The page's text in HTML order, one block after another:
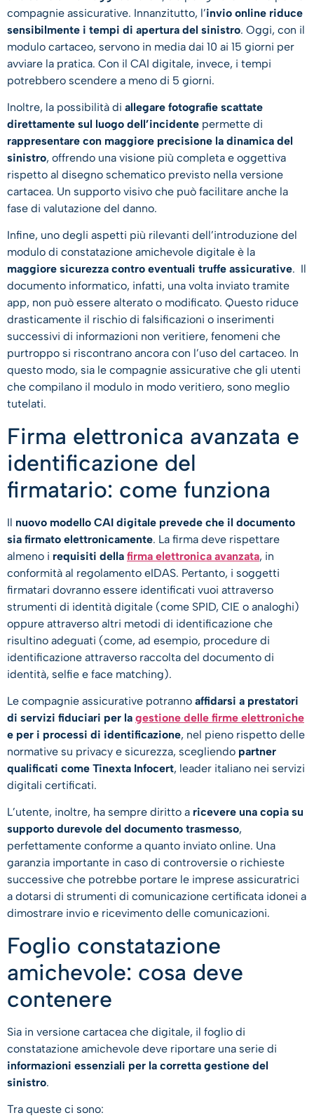
compagnie assicurative. Innanzitutto, l’invio online riduce
sensibilmente i tempi di apertura del sinistro. Oggi, con il
modulo cartaceo, servono in media dai 10 ai 15 giorni per
avviare la pratica. Con il CAI digitale, invece, i tempi
potrebbero scendere a meno di 5 giorni.
Inoltre, la possibilità di allegare fotografie scattate
direttamente sul luogo dell’incidente permette di
rappresentare con maggiore precisione la dinamica del
sinistro, offrendo una visione più completa e oggettiva
rispetto al disegno schematico previsto nella versione
cartacea. Un supporto visivo che può facilitare anche la
fase di valutazione del danno.
Infine, uno degli aspetti più rilevanti dell’introduzione del
modulo di constatazione amichevole digitale è la
maggiore sicurezza contro eventuali truffe assicurative. Il
documento informatico, infatti, una volta inviato tramite
app, non può essere alterato o modificato. Questo riduce
drasticamente il rischio di falsificazioni o inserimenti
successivi di informazioni non veritiere, fenomeni che
purtroppo si riscontrano ancora con l’uso del cartaceo. In
questo modo, sia le compagnie assicurative che gli utenti
che compilano il modulo in modo veritiero, sono meglio
tutelati.
Firma elettronica avanzata e
identificazione del
firmatario: come funziona
Il nuovo modello CAI digitale prevede che il documento
sia firmato elettronicamente. La firma deve rispettare
almeno i requisiti della firma elettronica avanzata, in
conformità al regolamento eIDAS. Pertanto, i soggetti
firmatari dovranno essere identificati vuoi attraverso
strumenti di identità digitale (come SPID, CIE o analoghi)
oppure attraverso altri metodi di identificazione che
risultino adeguati (come, ad esempio, procedure di
identificazione attraverso raccolta del documento di
identità, selfie e face matching).
Le compagnie assicurative potranno affidarsi a prestatori
di servizi fiduciari per la gestione delle firme elettroniche
e per i processi di identificazione, nel pieno rispetto delle
normative su privacy e sicurezza, scegliendo partner
qualificati come Tinexta Infocert, leader italiano nei servizi
digitali certificati.
L’utente, inoltre, ha sempre diritto a ricevere una copia su
supporto durevole del documento trasmesso,
perfettamente conforme a quanto inviato online. Una
garanzia importante in caso di controversie o richieste
successive che potrebbe portare le imprese assicuratrici
a dotarsi di strumenti di comunicazione certificata idonei a
dimostrare invio e ricevimento delle comunicazioni.
Foglio constatazione
amichevole: cosa deve
contenere
Sia in versione cartacea che digitale, il foglio di
constatazione amichevole deve riportare una serie di
informazioni essenziali per la corretta gestione del
sinistro.
Tra queste ci sono: